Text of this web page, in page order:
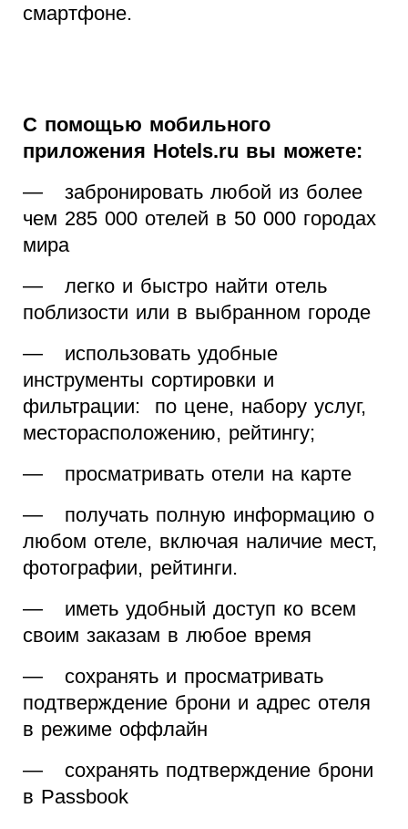
смартфоне.
С помощью мобильного
приложения Hotels.ru вы можете:
— забронировать любой из более
чем 285 000 отелей в 50 000 городах
мира
— легко и быстро найти отель
поблизости или в выбранном городе
— использовать удобные
инструменты сортировки и
фильтрации: по цене, набору услуг,
месторасположению, рейтингу;
— просматривать отели на карте
— получать полную информацию о
любом отеле, включая наличие мест,
фотографии, рейтинги.
— иметь удобный доступ ко всем
своим заказам в любое время
— сохранять и просматривать
подтверждение брони и адрес отеля
в режиме оффлайн
— сохранять подтверждение брони
в Passbook